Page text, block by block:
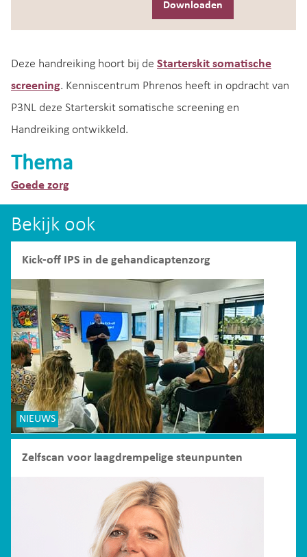
Downloaden
Deze handreiking hoort bij de Starterskit somatische
screening. Kenniscentrum Phrenos heeft in opdracht van
P3NL deze Starterskit somatische screening en
Handreiking ontwikkeld.
Thema
Goede zorg
Bekijk ook
Kick-off IPS in de gehandicaptenzorg
NIEUWS
Zelfscan voor laagdrempelige steunpunten